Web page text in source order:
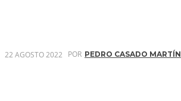
22 AGOSTO 2022 POR PEDRO CASADO MARTÍN